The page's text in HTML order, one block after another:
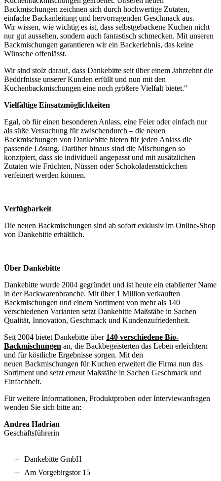
Backmischungen zeichnen sich durch hochwertige Zutaten,
einfache Backanleitung und hervorragenden Geschmack aus.
Wir wissen, wie wichtig es ist, dass selbstgebackene Kuchen nicht
nur gut aussehen, sondern auch fantastisch schmecken. Mit unseren
Backmischungen garantieren wir ein Backerlebnis, das keine
Wünsche offenlässt.
Wir sind stolz darauf, dass Dankebitte seit über einem Jahrzehnt die
Bedürfnisse unserer Kunden erfüllt und nun mit den
Kuchenbackmischungen eine noch größere Vielfalt bietet."
Vielfältige Einsatzmöglichkeiten
Egal, ob für einen besonderen Anlass, eine Feier oder einfach nur
als süße Versuchung für zwischendurch – die neuen
Backmischungen von Dankebitte bieten für jeden Anlass die
passende Lösung. Darüber hinaus sind die Mischungen so
konzipiert, dass sie individuell angepasst und mit zusätzlichen
Zutaten wie Früchten, Nüssen oder Schokoladenstückchen
verfeinert werden können.
Verfügbarkeit
Die neuen Backmischungen sind ab sofort exklusiv im Online-Shop
von Dankebitte erhältlich.
Über Dankebitte
Dankebitte wurde 2004 gegründet und ist heute ein etablierter Name
in der Backwarenbranche. Mit über 1 Million verkauften
Backmischungen und einem Sortiment von mehr als 140
verschiedenen Varianten setzt Dankebitte Maßstäbe in Sachen
Qualität, Innovation, Geschmack und Kundenzufriedenheit.
Seit 2004 bietet Dankebitte über 140 verschiedene Bio-
Backmischungen an, die Backbegeisterten das Leben erleichtern
und für köstliche Ergebnisse sorgen. Mit den
neuen Backmischungen für Kuchen erweitert die Firma nun das
Sortiment und setzt erneut Maßstäbe in Sachen Geschmack und
Einfachheit.
Für weitere Informationen, Produktproben oder Interviewanfragen
wenden Sie sich bitte an:
Andrea Hadrian
Geschäftsführerin
Dankebitte GmbH
Am Vorgebirgstor 15